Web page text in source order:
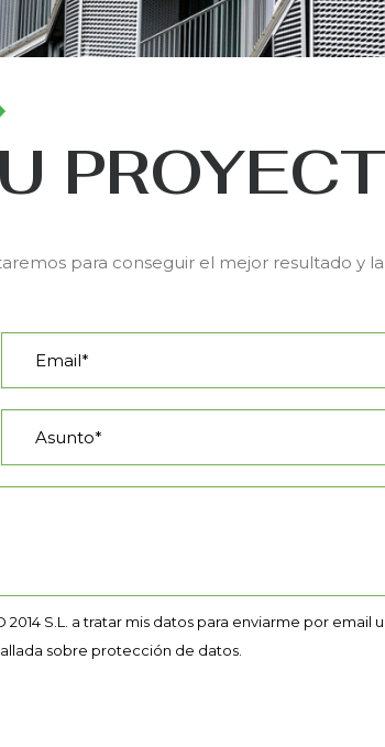
para conseguir el mejor resultado y
2014 S.L. a tratar mis datos para enviarme por email
sobre protección de datos.